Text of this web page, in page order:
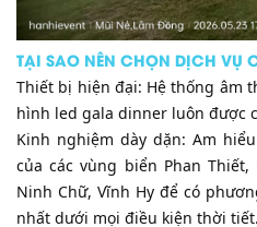
​TẠI SAO NÊN CHỌN DỊCH VỤ
​Thiết bị hiện đại: Hệ thống âm
hình led gala dinner luôn được
​Kinh nghiệm dày dặn: Am
của các vùng biển Phan
Ninh Chữ, Vĩnh Hy để có
nhất dưới mọi điều kiện thời tiết.